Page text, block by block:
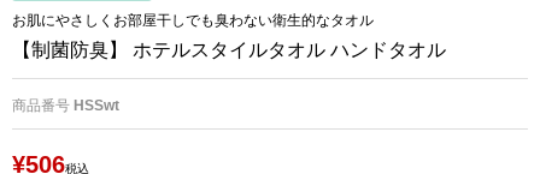
お肌にやさしくお部屋干しでも臭わない衛生的なタオル
【制菌防臭】 ホテルスタイルタオル ハンドタオル
商品番号 HSSwt
¥506税込